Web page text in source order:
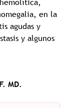
en la
agudas y
y algunos
MD.